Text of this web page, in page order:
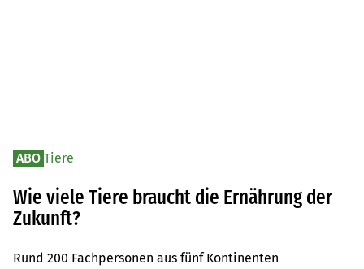
ABO Tiere
Wie viele Tiere braucht die Ernährung der
Zukunft?
Rund 200 Fachpersonen aus fünf Kontinenten